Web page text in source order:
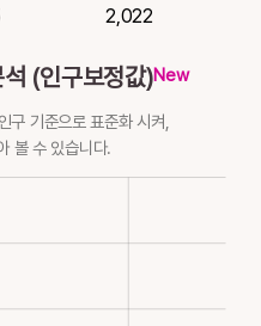
2,022
(인구보정값)New
기준으로 표준화 시켜,
볼 수 있습니다.